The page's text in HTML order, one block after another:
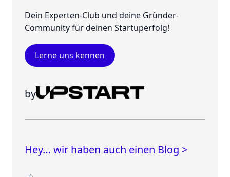
Dein Experten-Club und deine Gründer-
Community für deinen Startuperfolg!
Lerne uns kennen
by
Hey… wir haben auch einen Blog >